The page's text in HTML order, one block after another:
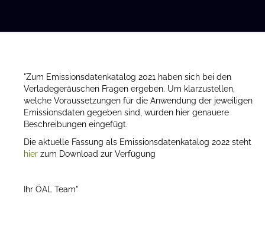
"Zum Emissionsdatenkatalog 2021 haben sich bei den
Verladegeräuschen Fragen ergeben. Um klarzustellen,
welche Voraussetzungen für die Anwendung der jeweiligen
Emissionsdaten gegeben sind, wurden hier genauere
Beschreibungen eingefügt.
Die aktuelle Fassung als Emissionsdatenkatalog 2022 steht
hier zum Download zur Verfügung
Ihr ÖAL Team"